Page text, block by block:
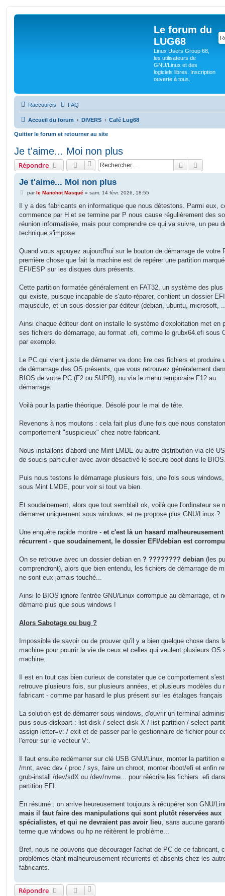
Le forum du
LUG68
Linux Users Group 68,
les utilisateurs de
GNU/Linux et des
logiciels libres. Inscription
ouverte à tous.
Raccourcis FAQ
Accueil du forum DIVERS Café Lug68
Quitter le forum et retourner au site
Je t'aime... Moi non plus
Répondre Rechercher
Je t'aime... Moi non plus
M
s
s
a
g
parle Manchot Masqué» sam. 14 févr. 2026, 18:55
Il y a des fabricants en informatique que nous détestons. Parmi eux,
commence par H et se termine par P nous cause régulièrement des
réunion informatisée, mais pour comprendre ce qui va suivre, un peu
technique s'impose.
Quand vous appuyez aujourd'hui sur le bouton de démarrage de votre
première chose que fait la machine est de repérer une partition
EFI/ESP sur les disques durs présents.
Cette partition formatée généralement en FAT32, un système des plus
qui existe, puisque incapable de s'auto-réparer, contient un dossier
majuscule, et un sous-dossier par éditeur (debian, ubuntu, microsoft,
Ainsi chaque éditeur dont on installe le système d'exploitation met en
ses fichiers de démarrage, au format .efi, comme le grubx64.efi sous
par exemple.
Le PC qui vient juste de démarrer va donc lire ces fichiers et produire
de démarrage des OS présents, que vous retrouvez généralement
BIOS de votre PC (F2 ou SUPR), ou via le menu temporaire F12 au
démarrage.
Voilà pour la partie théorique. Désolé pour le mal de tête.
Revenons à nos moutons : cela fait plus d'une fois que nous
comportement "suspicieux" chez notre fabricant.
Nous installons d'abord une Mint LMDE ou autre distribution via clé
de soucis particulier avec avoir désactivé le secure boot dans le
Puis nous testons le démarrage plusieurs fois, une fois sous
sous Mint LMDE, pour voir si tout va bien.
Et soudainement, alors que tout semblait ok, voilà que l'ordinateur se
démarrer uniquement sous windows, et ne propose plus GNU/Linux ?
Une enquête rapide montre - et c'est là un hasard malheureusement
récurrent - que soudainement, le dossier EFI/debian est
On se retrouve avec un dossier debian en ? ???????? debian (les
comprendront), alors que bien entendu, les fichiers de démarrage de
ne sont eux jamais touché...
Ainsi le BIOS ignore l'entrée GNU/Linux corrompue au démarrage, et
démarre plus que sous windows !
Alors Sabotage ou bug ?
Impossible de savoir ou de prouver qu'il y a bien quelque chose dans
machine pour pourrir la vie de ceux et celles qui veulent plusieurs OS
machine.
Il est en tout cas bien curieux de constater que ce comportement s'est
retrouve plusieurs fois, sur plusieurs années, et plusieurs modèles du
fabricant - comme par hasard le plus présent sur les étalages français
La solution est de démarrer sous windows, d'ouvrir un terminal
puis sous diskpart : list disk / select disk X / list partition / select
assign letter=v: / exit et de passer par le gestionnaire de fichier pour
l'erreur sur le vecteur V:.
Il faut ensuite redémarrer sur clé USB GNU/Linux, monter la partition
/mnt, avec dev / proc / sys, faire un chroot, monter /boot/efi et enfin
grub-install /dev/sdX ou /dev/nvme... pour réécrire les fichiers .efi
partition EFI.
En résumé : on arrive heureusement toujours à récupérer son GNU/
mais il faut faire des manipulations qui sont plutôt réservées aux
spécialistes, et qui ne devraient pas avoir lieu, sans aucune
terme que windows ou hp ne réitèrent le problème...
Bref, nous ne pouvons que décourager l'achat de PC de ce fabricant,
problèmes étant malheureusement récurrents et absents chez les
fabricants.
Répondre